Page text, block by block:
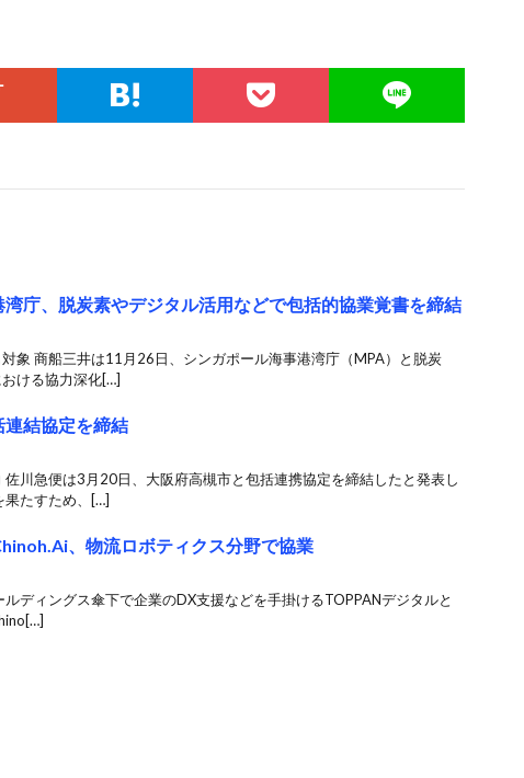
庁、脱炭素やデジタル活用などで包括的協業覚書を締結
象 商船三井は11月26日、シンガポール海事港湾庁（MPA）と脱炭
ける協力深化[…]
結協定を締結
川急便は3月20日、大阪府高槻市と包括連携協定を締結したと発表し
果たすため、[…]
、物流ロボティクス分野で協業
ディングス傘下で企業のDX支援などを手掛けるTOPPANデジタルと